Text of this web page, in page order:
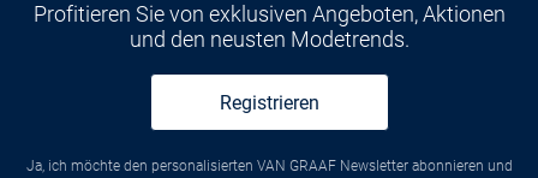
Profitieren Sie von exklusiven Angeboten, Aktionen
und den neusten Modetrends.
Registrieren
Ja, ich möchte den personalisierten VAN GRAAF Newsletter abonnieren und